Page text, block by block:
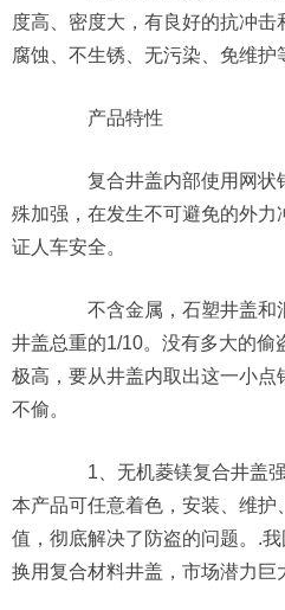
度高、密度大，有良好的抗冲
腐蚀、不生锈、无污染、免维护
产品特性
复合井盖内部使用网状
殊加强，在发生不可避免的外力
证人车安全。
不含金属，石塑井盖和
井盖总重的1/10。没有多大的偷
极高，要从井盖内取出这一小点
不偷。
1、无机菱镁复合井盖强
本产品可任意着色，安装、维护
值，彻底解决了防盗的问题。.
换用复合材料井盖，市场潜力巨